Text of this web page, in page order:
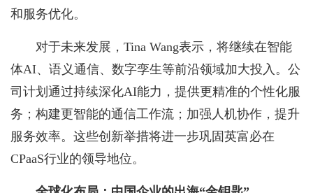
和服务优化。
对于未来发展，Tina Wang表示，将继续在智能
体AI、语义通信、数字孪生等前沿领域加大投入。公
司计划通过持续深化AI能力，提供更精准的个性化服
务；构建更智能的通信工作流；加强人机协作，提升
服务效率。这些创新举措将进一步巩固英富必在
CPaaS行业的领导地位。